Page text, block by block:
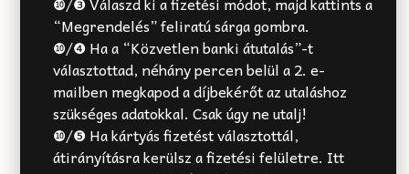
“Megrendelés” feliratú sárga gombra.
❿/❹ Ha a “Közvetlen banki átutalás”-t
választottad, néhány percen belül a 2. e-
mailben megkapod a díjbekérőt az utaláshoz
szükséges adatokkal. Csak úgy ne utalj!
❿/❺ Ha kártyás fizetést választottál,
átirányításra kerülsz a fizetési felületre. Itt